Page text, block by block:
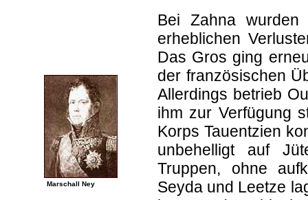
Marschall Ney
Bei Zahna
erheblichen
Das Gros ging
der französischen
Allerdings betrieb
ihm zur Verfügung
Korps Tauentzien
unbehelligt auf
Truppen, ohne
Seyda und Leetze